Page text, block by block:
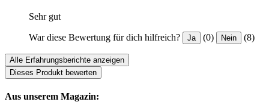
Sehr gut
War diese Bewertung für dich hilfreich? Ja (0) Nein (8)
Alle Erfahrungsberichte anzeigen
Dieses Produkt bewerten
Aus unserem Magazin: